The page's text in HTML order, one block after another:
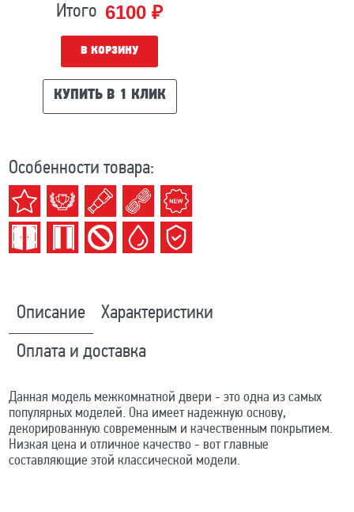
Итого 6100 ₽
В КОРЗИНУ
КУПИТЬ В 1 КЛИК
Особенности товара:
Описание Характеристики
Оплата и доставка
Данная модель межкомнатной двери - это одна из самых
популярных моделей. Она имеет надежную основу,
декорированную современным и качественным покрытием.
Низкая цена и отличное качество - вот главные
составляющие этой классической модели.